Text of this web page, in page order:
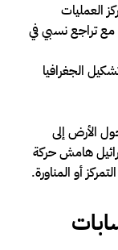
العمليات
مع تراجع نسبي في
الجغرافيا
الأرض إلى
هامش حركة
أو المناورة.